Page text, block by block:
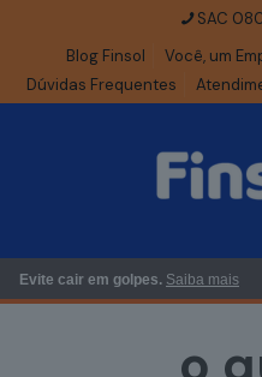
SAC
Blog Finsol
Você, um
Dúvidas Frequentes
Evite cair em golpes. Saiba mais